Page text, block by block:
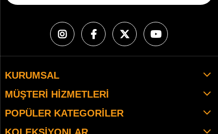
KURUMSAL
MÜŞTERI HIZMETLERI
POPÜLER KATEGORILER